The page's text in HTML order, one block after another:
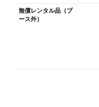
無償レンタル品（ブ
ース外）